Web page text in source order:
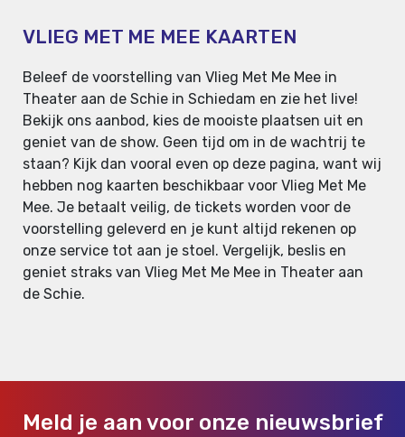
VLIEG MET ME MEE KAARTEN
Beleef de voorstelling van Vlieg Met Me Mee in
Theater aan de Schie in Schiedam en zie het live!
Bekijk ons aanbod, kies de mooiste plaatsen uit en
geniet van de show. Geen tijd om in de wachtrij te
staan? Kijk dan vooral even op deze pagina, want wij
hebben nog kaarten beschikbaar voor Vlieg Met Me
Mee. Je betaalt veilig, de tickets worden voor de
voorstelling geleverd en je kunt altijd rekenen op
onze service tot aan je stoel. Vergelijk, beslis en
geniet straks van Vlieg Met Me Mee in Theater aan
de Schie.
Meld je aan voor onze nieuwsbrief